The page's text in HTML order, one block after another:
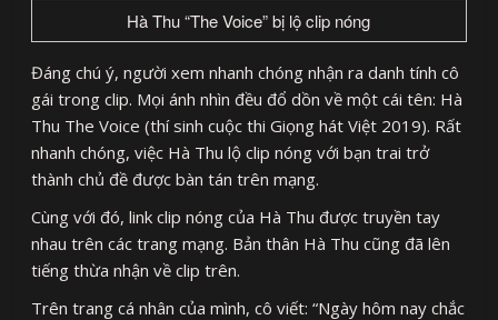
Hà Thu “The Voice” bị lộ clip nóng
Đáng chú ý, người xem nhanh chóng nhận ra danh tính cô
gái trong clip. Mọi ánh nhìn đều đổ dồn về một cái tên: Hà
Thu The Voice (thí sinh cuộc thi Giọng hát Việt 2019). Rất
nhanh chóng, việc Hà Thu lộ clip nóng với bạn trai trở
thành chủ đề được bàn tán trên mạng.
Cùng với đó, link clip nóng của Hà Thu được truyền tay
nhau trên các trang mạng. Bản thân Hà Thu cũng đã lên
tiếng thừa nhận về clip trên.
Trên trang cá nhân của mình, cô viết: “Ngày hôm nay chắc